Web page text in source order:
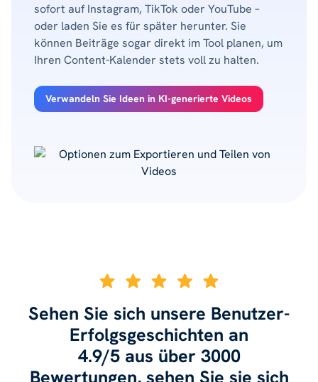
sofort auf Instagram, TikTok oder YouTube –
oder laden Sie es für später herunter. Sie
können Beiträge sogar direkt im Tool planen, um
Ihren Content-Kalender stets voll zu halten.
Verwandeln Sie Ideen in KI-generierte Videos
Sehen Sie sich unsere Benutzer-
Erfolgsgeschichten an
4.9/5 aus über 3000
Bewertungen, sehen Sie sie sich